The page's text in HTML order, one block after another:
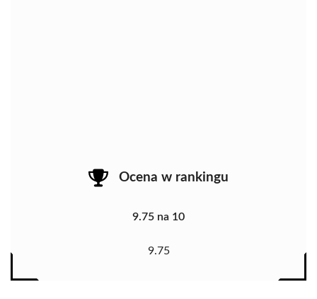
Ocena w rankingu
9.75 na 10
9.75